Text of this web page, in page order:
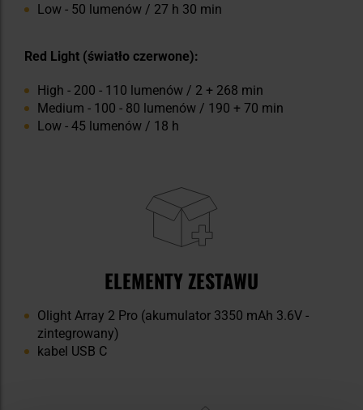
Low - 50 lumenów / 27 h 30 min
Red Light (światło czerwone):
High - 200 - 110 lumenów / 2 + 268 min
Medium - 100 - 80 lumenów / 190 + 70 min
Low - 45 lumenów / 18 h
ELEMENTY ZESTAWU
Olight Array 2 Pro (akumulator 3350 mAh 3.6V -
zintegrowany)
kabel USB C